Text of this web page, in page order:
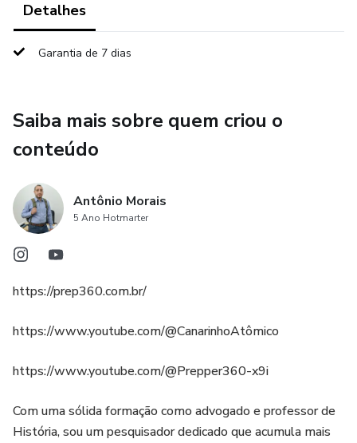
Detalhes
Garantia de 7 dias
Saiba mais sobre quem criou o
conteúdo
Antônio Morais
5 Ano Hotmarter
https://prep360.com.br/
https://www.youtube.com/@CanarinhoAtômico
https://www.youtube.com/@Prepper360-x9i
Com uma sólida formação como advogado e professor de
História, sou um pesquisador dedicado que acumula mais